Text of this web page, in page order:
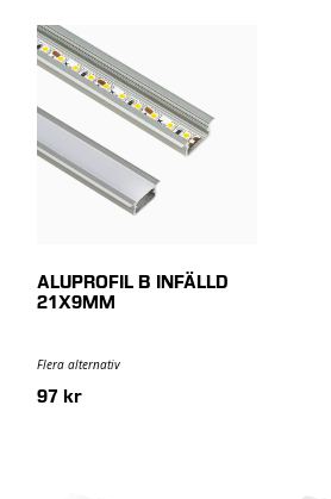
ALUPROFIL B INFÄLLD
21X9MM
Flera alternativ
97 kr